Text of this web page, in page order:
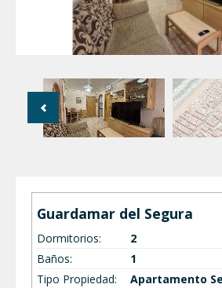
Guardamar del Segura
Dormitorios:
2
Baños:
1
Tipo Propiedad:
Apartamento